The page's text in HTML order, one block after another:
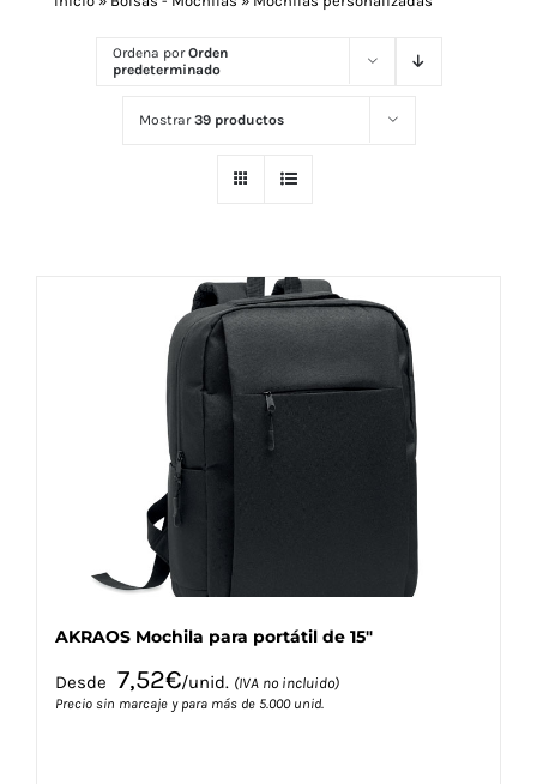
Navidad 🎄 Invierno
WooCommerce Cart
Ordena porOrden
predeterminado
Mostrar39 productos
AKRAOS Mochila para portátil de 15″
Desde 7,52€/unid. (IVA no incluido)
Precio sin marcaje y para más de 5.000 unid.